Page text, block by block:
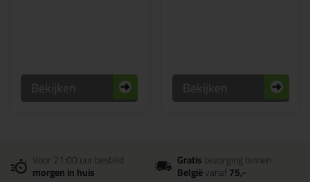
Bekijken Bekijken
Voor 21:00 uur besteld
morgen in huis
Gratisbezorging binnen
Belgiëvanaf75,-